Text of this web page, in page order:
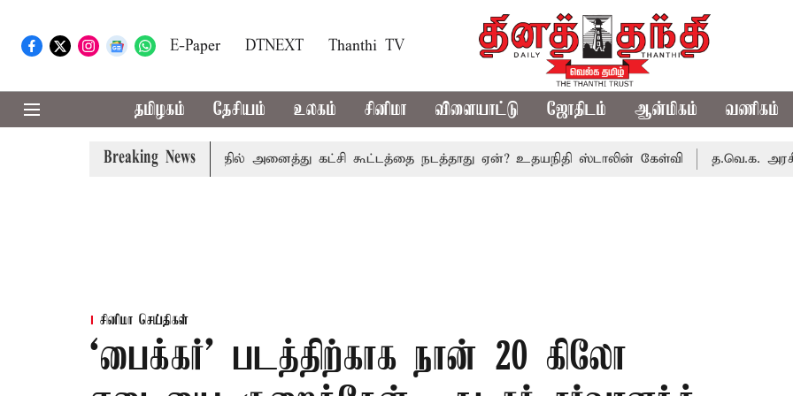
E-Paper DTNEXT Thanthi TV
தமிழகம் தேசியம் உலகம் சினிமா விளையாட்டு ஜோதிடம் ஆன்மிகம் வணிகம்
Breaking News
காவிரி விவகாரம்: தமிழகத்தில் அனைத்து கட்சி கூட்டத்தை நடத்தாது ஏன்? உதயநிதி ஸ்டாலின் கேள்வி த.வெ.க. அரசின்
சினிமா செய்திகள்
`பைக்கர்' படத்திற்காக நான் 20 கிலோ